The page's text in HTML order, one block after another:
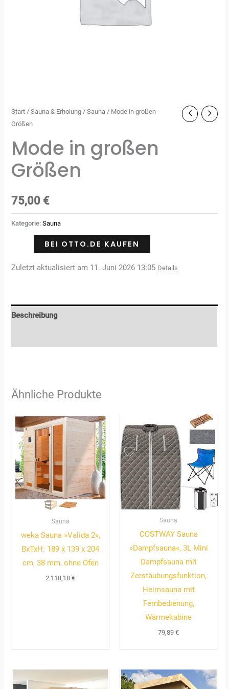
Start /Sauna & Erholung /Sauna / Mode in großen
Größen
Mode in großen
Größen
75,00 €
Kategorie:Sauna
BEI OTTO.DE KAUFEN
Zuletzt aktualisiert am 11. Juni 2026 13:05 Details
Beschreibung
Ähnliche Produkte
Sauna
weka Sauna »Valida 2«,
BxTxH: 189 x 139 x 204
cm, 38 mm, ohne Ofen
2.118,18€
Sauna
COSTWAY Sauna
»Dampfsauna«, 3L Mini
Dampfsauna mit
Zerstäubungsfunktion,
Heimsauna mit
Fernbedienung,
Wärmekabine
79,89€